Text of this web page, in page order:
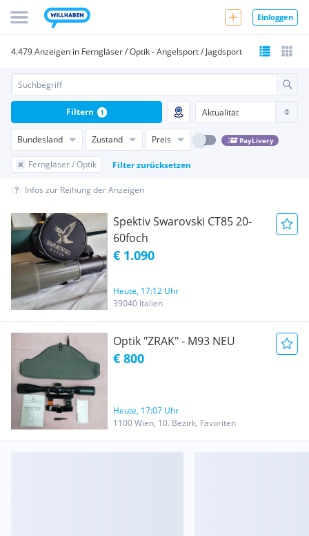
Einloggen
4.479 Anzeigen in Ferngläser / Optik - Angelsport / Jagdsport
Bundesland Zustand Preis PayLivery
Ferngläser / Optik Filter zurücksetzen
Filtern 1
Infos zur Reihung der Anzeigen
Spektiv Swarovski CT85 20-
60foch
€ 1.090
Heute, 17:12 Uhr
39040 Italien
Optik "ZRAK" - M93 NEU
€ 800
Heute, 17:07 Uhr
1100 Wien, 10. Bezirk, Favoriten